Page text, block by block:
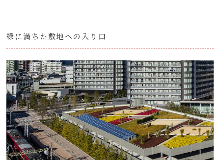
緑に満ちた敷地への入り口